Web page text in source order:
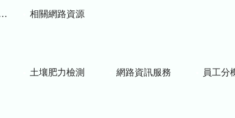
相關網路資源
土壤肥力檢測 網路資訊服務 員工分